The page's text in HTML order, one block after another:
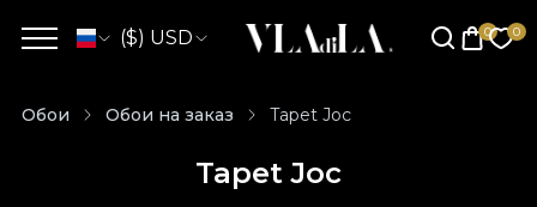
($) USD
Обои Обои на заказ Tapet Joc
Tapet Joc